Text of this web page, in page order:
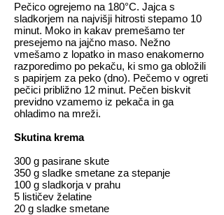
Pečico ogrejemo na 180°C. Jajca s
sladkorjem na najvišji hitrosti stepamo 10
minut. Moko in kakav premešamo ter
presejemo na jajčno maso. Nežno
vmešamo z lopatko in maso enakomerno
razporedimo po pekaču, ki smo ga obložili
s papirjem za peko (dno). Pečemo v ogreti
pečici približno 12 minut. Pečen biskvit
previdno vzamemo iz pekača in ga
ohladimo na mreži.
Skutina krema
300 g pasirane skute
350 g sladke smetane za stepanje
100 g sladkorja v prahu
5 lističev želatine
20 g sladke smetane